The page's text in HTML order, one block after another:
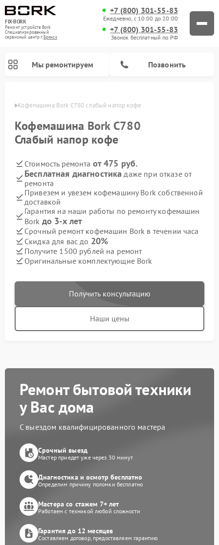
FIX-BORK
Ремонт устройств Bork
Специализированный
cервисный центр г.Брянск
+7 (800) 301-55-83
Ежедневно, с 10:00 до 20:00
+7 (800) 301-55-83
Звонок бесплатный по РФ
Мы ремонтируем Позвонить
Кофемашина Bork C780 слабый напор кофе
Кофемашина Bork C780
Слабый напор кофе
Стоимость ремонта от 475 руб.
Бесплатная диагностика даже при отказе от
ремонта
Привезем и увезем кофемашину Bork собственной
доставкой
Гарантия на наши работы по ремонту кофемашин
Bork до 3-х лет
Срочный ремонт кофемашин Bork в течении часа
Скидка для вас до 20%
Получите 1500 рублей на ремонт
Оригинальные комплектующие Bork
Получить консультацию
Наши цены
Ремонт бытовой техники
у Вас дома
С выездом квалифицированного мастера
Срочный выезд
Мастер приедет уже через 30 минут
Диагностика и осмотр бесплатно
Определим причину поломки бесплатно
Мастера со стажем 7+ лет
Работаем с техникой любой сложности
Гарантия до 12 месяцев
Составляем договор, предоставляем гарантию